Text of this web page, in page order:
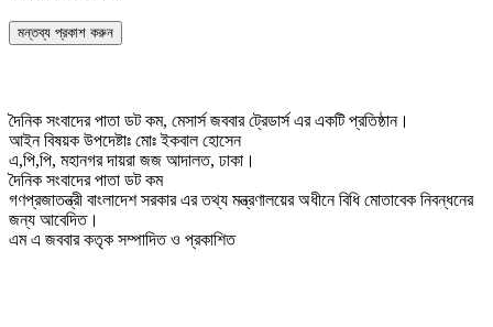
দৈনিক সংবাদের পাতা ডট কম, মেসার্স জববার ট্রেডার্স এর একটি প্রতিষ্ঠান।
আইন বিষয়ক উপদেষ্টাঃ মোঃ ইকবাল হোসেন
এ,পি,পি, মহানগর দায়রা জজ আদালত, ঢাকা।
দৈনিক সংবাদের পাতা ডট কম
গণপ্রজাতন্ত্রী বাংলাদেশ সরকার এর তথ্য মন্ত্রণালয়ের অধীনে বিধি মোতাবেক নিবন্ধনের
জন্য আবেদিত।
এম এ জববার কতৃক সম্পাদিত ও প্রকাশিত